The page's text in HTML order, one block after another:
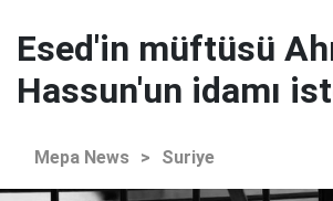
Esed'in müftüsü
Hassun'un idamı
Mepa News > Suriye